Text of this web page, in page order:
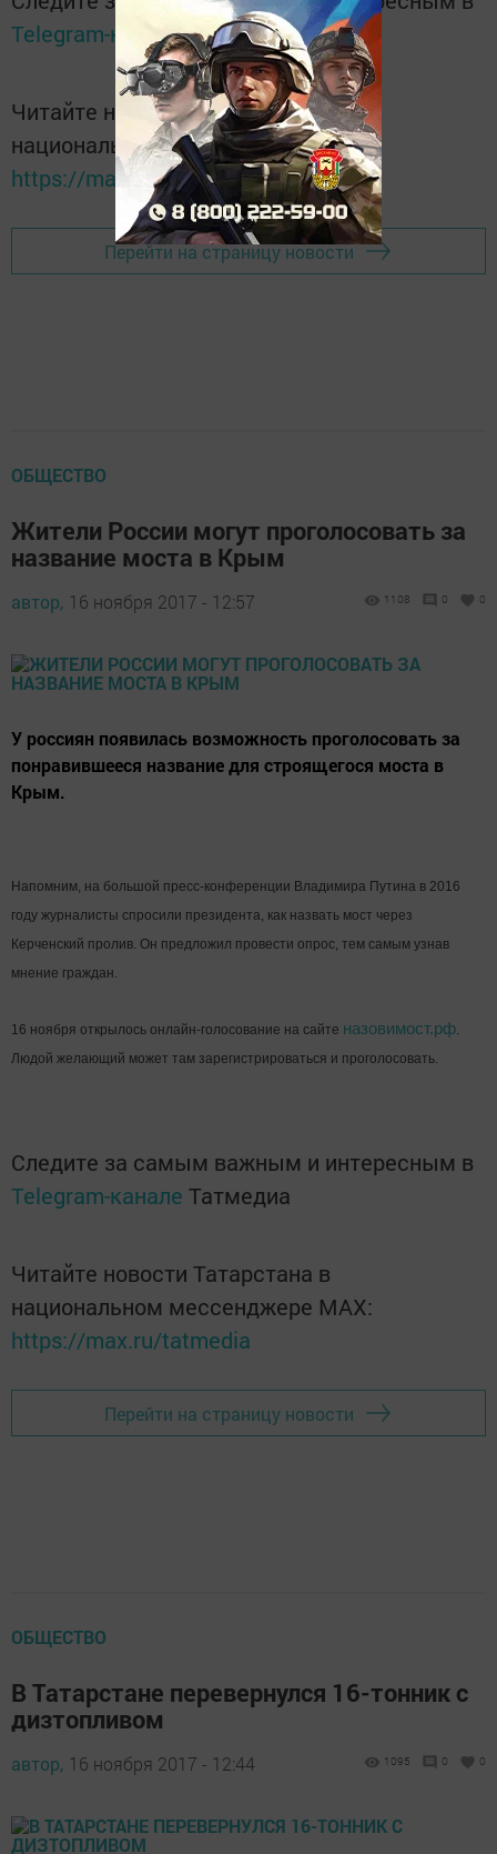
Telegram-каналеТатмедиа
Читайте новости Татарстана в
национальном мессенджере MАХ:
https://max.ru/tatmedia
Перейти на страницу новости
ОБЩЕСТВО
Жители России могут проголосовать за
название моста в Крым
автор, 16 ноября 2017 - 12:57 1108 0 0
У россиян появилась возможность проголосовать за
понравившееся название для строящегося моста в
Крым.
Напомним, на большой пресс-конференции Владимира Путина в 2016
году журналисты спросили президента, как назвать мост через
Керченский пролив. Он предложил провести опрос, тем самым узнав
мнение граждан.
16 ноября открылось онлайн-голосование на сайте назовимост.рф.
Людой желающий может там зарегистрироваться и проголосовать.
Следите за самым важным и интересным в
Telegram-канале Татмедиа
Читайте новости Татарстана в
национальном мессенджере MАХ:
https://max.ru/tatmedia
Перейти на страницу новости
ОБЩЕСТВО
В Татарстане перевернулся 16-тонник с
дизтопливом
автор, 16 ноября 2017 - 12:44 1095 0 0